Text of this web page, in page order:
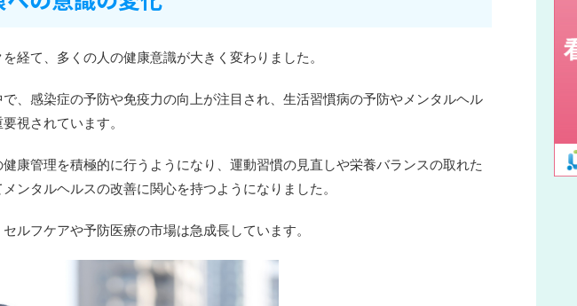
経て、多くの人の健康意識が大きく変わりました。
で、感染症の予防や免疫力の向上が注目され、生活習慣病の予防やメンタルヘル
視されています。
健康管理を積極的に行うようになり、運動習慣の見直しや栄養バランスの取れた
ンタルヘルスの改善に関心を持つようになりました。
ルフケアや予防医療の市場は急成長しています。